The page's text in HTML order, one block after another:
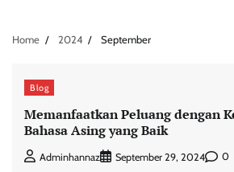
Home 2024 September
Blog
Memanfaatkan Peluang dengan
Bahasa Asing yang Baik
Adminhannaz September 29, 2024 0